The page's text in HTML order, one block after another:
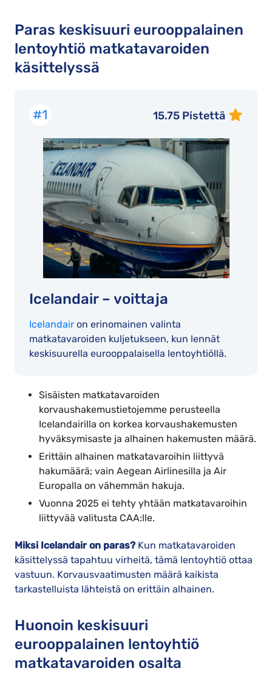
Paras keskisuuri eurooppalainen
lentoyhtiö matkatavaroiden
käsittelyssä
#1
Icelandair – voittaja
Icelandair on erinomainen valinta
matkatavaroiden kuljetukseen, kun lennät
keskisuurella eurooppalaisella lentoyhtiöllä.
15.75 Pistettä
Sisäisten matkatavaroiden
korvaushakemustietojemme perusteella
Icelandairilla on korkea korvaushakemusten
hyväksymisaste ja alhainen hakemusten määrä.
Erittäin alhainen matkatavaroihin liittyvä
hakumäärä; vain Aegean Airlinesilla ja Air
Europalla on vähemmän hakuja.
Vuonna 2025 ei tehty yhtään matkatavaroihin
liittyvää valitusta CAA:lle.
Miksi Icelandair on paras? Kun matkatavaroiden
käsittelyssä tapahtuu virheitä, tämä lentoyhtiö ottaa
vastuun. Korvausvaatimusten määrä kaikista
tarkastelluista lähteistä on erittäin alhainen.
Huonoin keskisuuri
eurooppalainen lentoyhtiö
matkatavaroiden osalta